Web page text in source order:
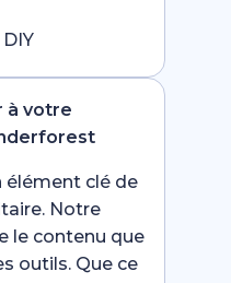
à votre
élément clé de
Notre
le contenu que
outils. Que ce